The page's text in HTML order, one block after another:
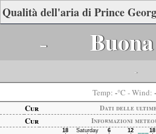
- Buona
-
Temp: -°C - Wind: -
Cur
Dati delle
Cur
Informazioni